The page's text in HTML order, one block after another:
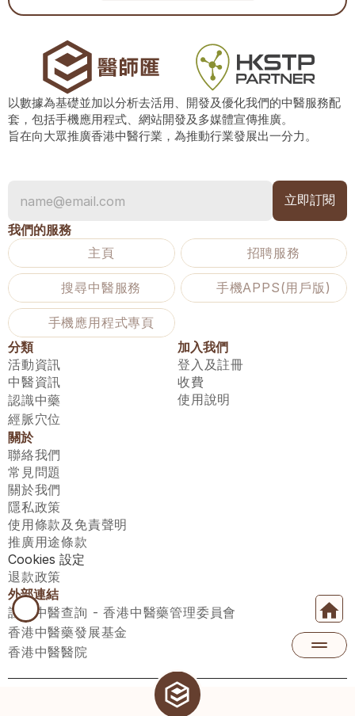
以數據為基礎並加以分析去活用、開發及優化我們的中醫服務配
套，包括手機應用程式、網站開發及多媒體宣傳推廣。
旨在向大眾推廣香港中醫行業，為推動行業發展出一分力。
我們的服務
主頁
招聘服務
搜尋中醫服務 手機APPS(用戶版)
手機應用程式專頁
分類
活動資訊
中醫資訊
認識中藥
經脈穴位
加入我們
登入及註冊
收費
使用說明
關於
聯絡我們
常見問題
關於我們
隱私政策
使用條款及免責聲明
推廣用途條款
Cookies 設定
退款政策
外部連結
註冊中醫查詢 - 香港中醫藥管理委員會
香港中醫藥發展基金
香港中醫醫院
醫師匯有限公司 ECWAY LIMITED Copyright 2026© All rights